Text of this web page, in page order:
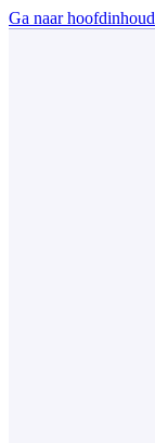
Ga naar hoofdinhoud